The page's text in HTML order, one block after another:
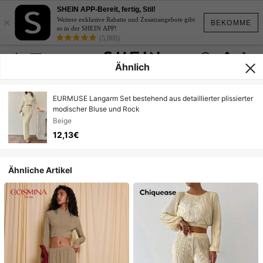
BEKOMME
×
SHEIN APP-Bereit, fertig, Stil!
Weitere exklusive Rabatte und Zusatzangebote gibt
es in der SHEIN APP!
(5,000)
Ähnlich
EURMUSE Langarm Set bestehend aus detaillierter plissierter
modischer Bluse und Rock
Beige
12,13€
Ähnliche Artikel